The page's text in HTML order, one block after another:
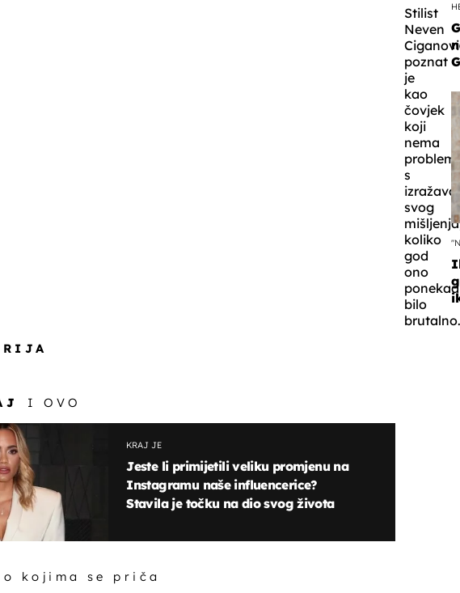
Stilist
Neven
poznat
je
kao
čovjek
koji
nema
s
svog
koliko
god
ono
ponekad
bilo
brutalno.
I OVO
KRAJ JE
Jeste li primijetili veliku promjenu na
Instagramu naše influencerice?
Stavila je točku na dio svog života
kojima se priča